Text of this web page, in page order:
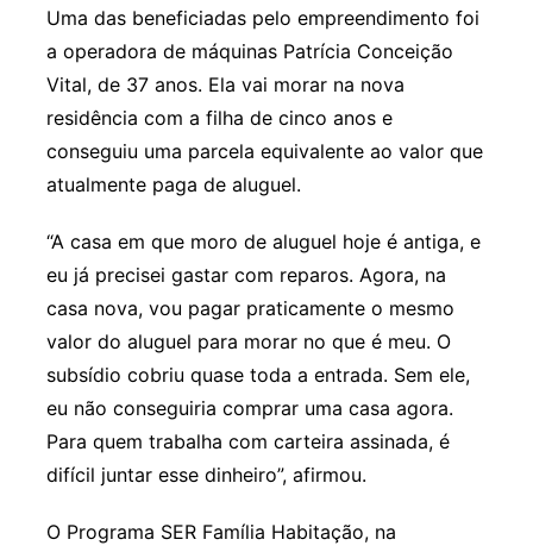
Uma das beneficiadas pelo empreendimento foi
a operadora de máquinas Patrícia Conceição
Vital, de 37 anos. Ela vai morar na nova
residência com a filha de cinco anos e
conseguiu uma parcela equivalente ao valor que
atualmente paga de aluguel.
“A casa em que moro de aluguel hoje é antiga, e
eu já precisei gastar com reparos. Agora, na
casa nova, vou pagar praticamente o mesmo
valor do aluguel para morar no que é meu. O
subsídio cobriu quase toda a entrada. Sem ele,
eu não conseguiria comprar uma casa agora.
Para quem trabalha com carteira assinada, é
difícil juntar esse dinheiro”, afirmou.
O Programa SER Família Habitação, na